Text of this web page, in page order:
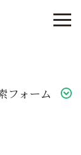
フォーム